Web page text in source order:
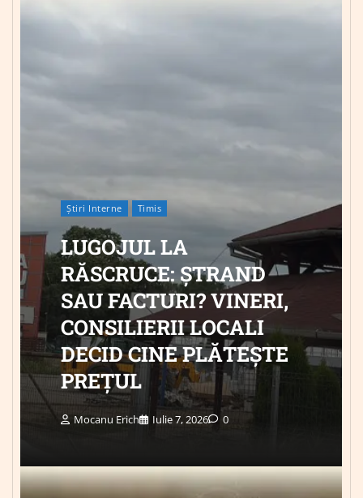
Știri Interne Timis
LUGOJUL LA
RĂSCRUCE: ȘTRAND
SAU FACTURI? VINERI,
CONSILIERII LOCALI
DECID CINE PLĂTEȘTE
PREȚUL
Mocanu Erich Iulie 7, 2026 0